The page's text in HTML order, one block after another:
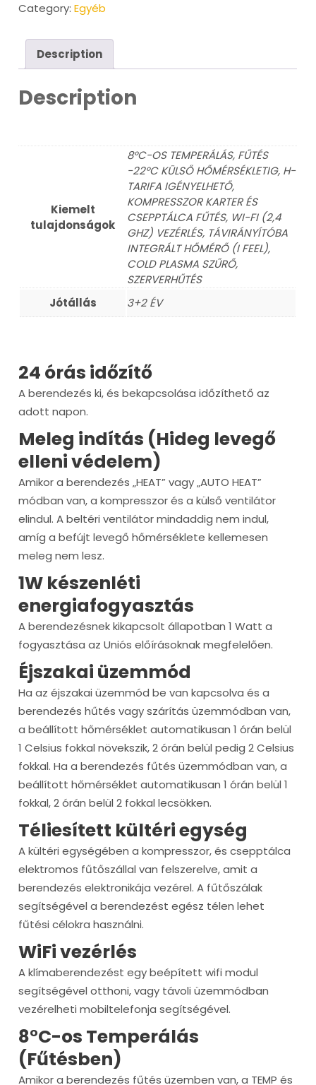
Category:Egyéb
Description
Description
Kiemelt
tulajdonságok
8°C-OS TEMPERÁLÁS, FŰTÉS
-22°C KÜLSŐ HŐMÉRSÉKLETIG, H-
TARIFA IGÉNYELHETŐ,
KOMPRESSZOR KARTER ÉS
CSEPPTÁLCA FŰTÉS, WI-FI (2,4
GHZ) VEZÉRLÉS, TÁVIRÁNYÍTÓBA
INTEGRÁLT HŐMÉRŐ (I FEEL),
COLD PLASMA SZŰRŐ,
SZERVERHŰTÉS
Jótállás
3+2 ÉV
24 órás időzítő
A berendezés ki, és bekapcsolása időzíthető az
adott napon.
Meleg indítás (Hideg levegő
elleni védelem)
Amikor a berendezés „HEAT” vagy „AUTO HEAT”
módban van, a kompresszor és a külső ventilátor
elindul. A beltéri ventilátor mindaddig nem indul,
amíg a befújt levegő hőmérséklete kellemesen
meleg nem lesz.
1W készenléti
energiafogyasztás
A berendezésnek kikapcsolt állapotban 1 Watt a
fogyasztása az Uniós előírásoknak megfelelően.
Éjszakai üzemmód
Ha az éjszakai üzemmód be van kapcsolva és a
berendezés hűtés vagy szárítás üzemmódban van,
a beállított hőmérséklet automatikusan 1 órán belül
1 Celsius fokkal növekszik, 2 órán belül pedig 2 Celsius
fokkal. Ha a berendezés fűtés üzemmódban van, a
beállított hőmérséklet automatikusan 1 órán belül 1
fokkal, 2 órán belül 2 fokkal lecsökken.
Téliesített kültéri egység
A kültéri egységében a kompresszor, és csepptálca
elektromos fűtőszállal van felszerelve, amit a
berendezés elektronikája vezérel. A fűtőszálak
segítségével a berendezést egész télen lehet
fűtési célokra használni.
WiFi vezérlés
A klímaberendezést egy beépített wifi modul
segítségével otthoni, vagy távoli üzemmódban
vezérelheti mobiltelefonja segítségével.
8°C-os Temperálás
(Fűtésben)
Amikor a berendezés fűtés üzemben van, a TEMP és